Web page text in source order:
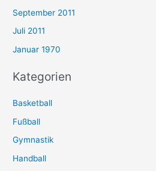
September 2011
Juli 2011
Januar 1970
Kategorien
Basketball
Fußball
Gymnastik
Handball